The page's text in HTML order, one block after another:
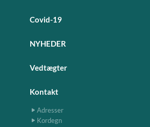
Covid-19
NYHEDER
Vedtægter
Kontakt
Adresser
Kordegn